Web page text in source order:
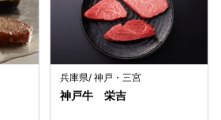
兵庫県/ 神戸・三宮
神戸牛 栄吉